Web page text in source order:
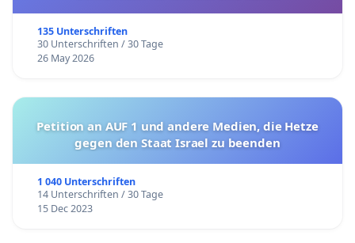
135 Unterschriften
30 Unterschriften / 30 Tage
26 May 2026
Petition an AUF 1 und andere Medien, die Hetze
gegen den Staat Israel zu beenden
1 040 Unterschriften
14 Unterschriften / 30 Tage
15 Dec 2023